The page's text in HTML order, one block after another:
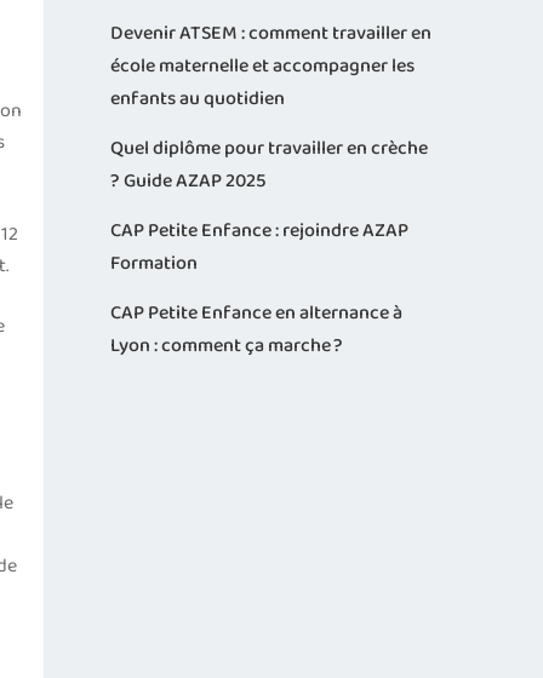
Devenir ATSEM : comment travailler en
école maternelle et accompagner les
enfants au quotidien
Quel diplôme pour travailler en crèche
? Guide AZAP 2025
CAP Petite Enfance : rejoindre AZAP
Formation
CAP Petite Enfance en alternance à
Lyon : comment ça marche ?